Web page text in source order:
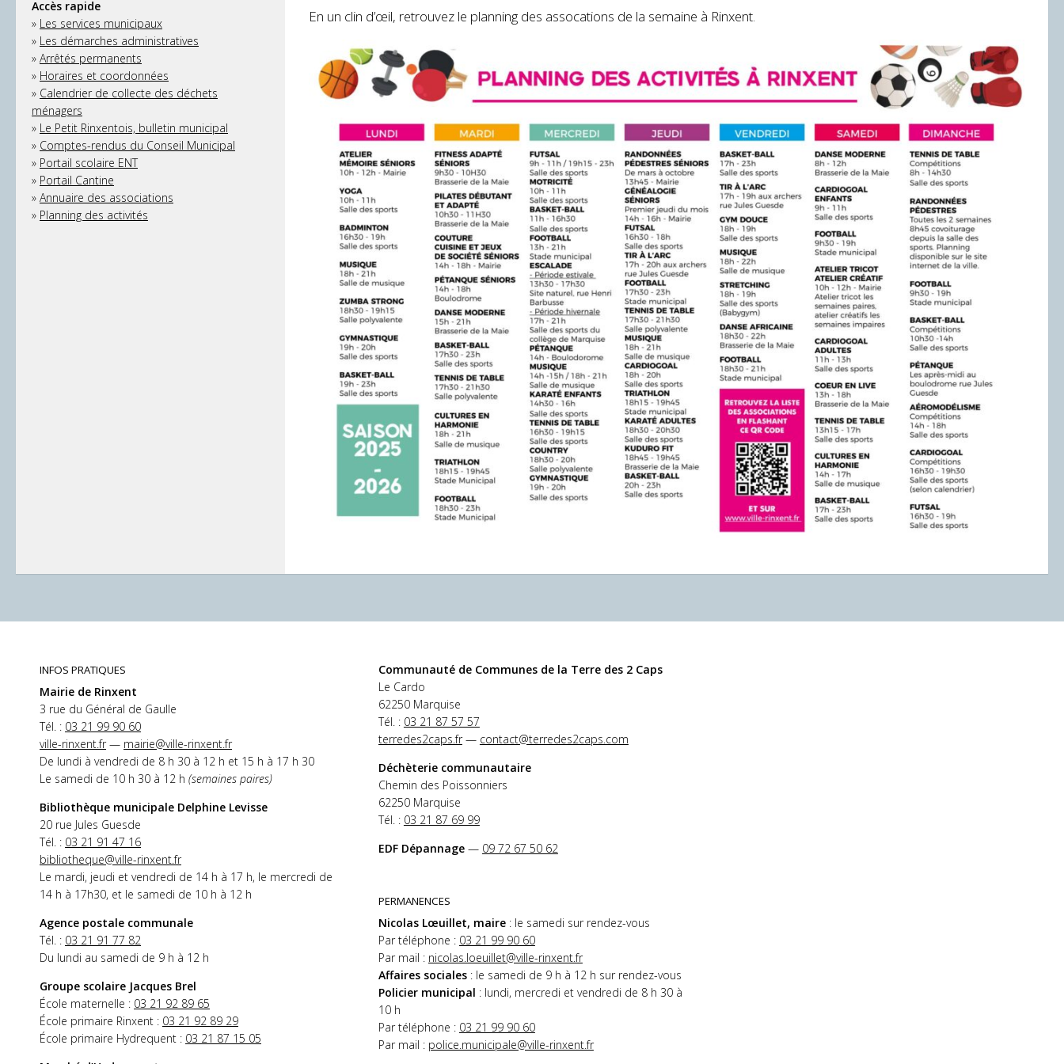
En un clin d’œil, retrouvez le planning des assocations de la semaine à Rinxent.
Accès rapide
» Les services municipaux
» Les démarches administratives
» Arrêtés permanents
» Horaires et coordonnées
» Calendrier de collecte des déchets
ménagers
» Le Petit Rinxentois, bulletin municipal
» Comptes-rendus du Conseil Municipal
» Portail scolaire ENT
» Portail Cantine
» Annuaire des associations
» Planning des activités
INFOS PRATIQUES
Mairie de Rinxent
3 rue du Général de Gaulle
Tél. : 03 21 99 90 60
ville-rinxent.fr— mairie@ville-rinxent.fr
De lundi à vendredi de 8 h 30 à 12 h et 15 h à 17 h 30
Le samedi de 10 h 30 à 12 h (semaines paires)
Bibliothèque municipale Delphine Levisse
20 rue Jules Guesde
Tél. : 03 21 91 47 16
bibliotheque@ville-rinxent.fr
Le mardi, jeudi et vendredi de 14 h à 17 h, le mercredi de
14 h à 17h30, et le samedi de 10 h à 12 h
Agence postale communale
Tél. : 03 21 91 77 82
Du lundi au samedi de 9 h à 12 h
Groupe scolaire Jacques Brel
École maternelle : 03 21 92 89 65
École primaire Rinxent : 03 21 92 89 29
École primaire Hydrequent : 03 21 87 15 05
Communauté de Communes de la Terre des 2 Caps
Le Cardo
62250 Marquise
Tél. : 03 21 87 57 57
terredes2caps.fr— contact@terredes2caps.com
Déchèterie communautaire
Chemin des Poissonniers
62250 Marquise
Tél. : 03 21 87 69 99
EDF Dépannage— 09 72 67 50 62
PERMANENCES
Nicolas Lœuillet, maire: le samedi sur rendez-vous
Par téléphone : 03 21 99 90 60
Par mail : nicolas.loeuillet@ville-rinxent.fr
Affaires sociales: le samedi de 9 h à 12 h sur rendez-vous
Policier municipal : lundi, mercredi et vendredi de 8 h 30 à
10 h
Par téléphone : 03 21 99 90 60
Par mail : police.municipale@ville-rinxent.fr